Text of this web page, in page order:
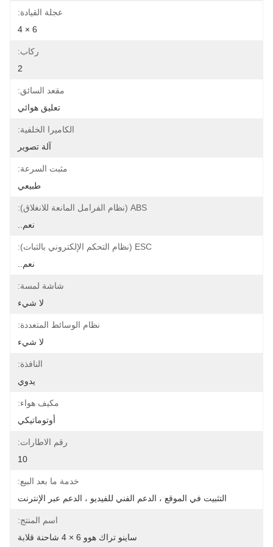
عجلة القيادة:
6 × 4
ركاب:
2
مقعد السائق:
تعليق هوائي
الكاميرا الخلفية:
آلة تصوير
مثبت السرعة:
طبيعي
ABS (نظام الفرامل المانعة للانغلاق):
نعم..
ESC (نظام التحكم الإلكتروني بالثبات):
نعم..
شاشة لمسة:
لا شيء
نظام الوسائط المتعددة:
لا شيء
النافذة:
يدوي
مكيف هواء:
أوتوماتيكي
رقم الاطارات:
10
خدمة ما بعد البيع:
التثبيت في الموقع ، الدعم الفني للفيديو ، الدعم عبر الإنترنت
اسم المنتج:
ساينو تراك هوو 6 × 4 شاحنة قلابة